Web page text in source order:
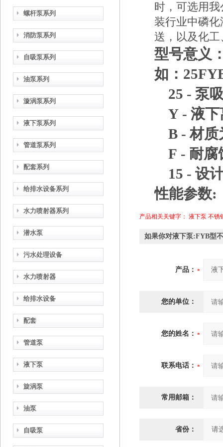
螺杆泵系列
消防泵系列
自吸泵系列
油泵系列
漩涡泵系列
液下泵系列
管道泵系列
配套系列
给排水设备系列
水力喷射器系列
潜水泵
污水处理设备
水力喷射器
给排水设备
配套
管道泵
液下泵
旋涡泵
油泵
自吸泵
时，可选用
装行业中磷
送，以及化
型号意义
如：
25 - 泵
Y - 液
B - 材
F - 耐腐
15 - 设
性能参数:
产品相关关键字： 液下泵 不锈
如果你对液下泵:FYB型
产品：
您的单位：
您的姓名：
联系电话：
常用邮箱：
省份：